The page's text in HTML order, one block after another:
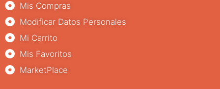
Mis Compras
Modificar Datos Personales
Mi Carrito
Mis Favoritos
MarketPlace